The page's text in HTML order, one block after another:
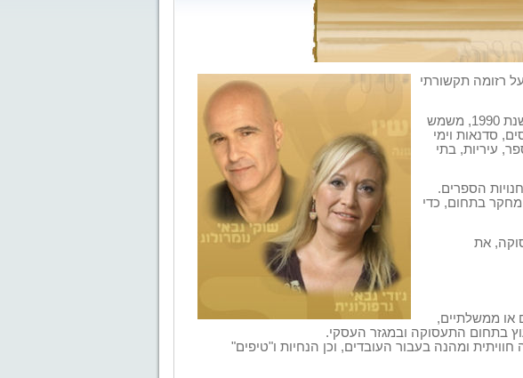
רזומה תקשורתי
שוקי, איש קבע ומחשבים בעברו, החל לעסוק בנומרולוגיה בשנת 1990, משמש
סדנאות וימי
עיריות, בתי
הספרים.
מחקר בתחום, כדי
את
או ממשלתיים,
בתחום התעסוקה ובמגזר העסקי.
ומהנה בעבור העובדים, וכן הנחיות ו"טיפים"